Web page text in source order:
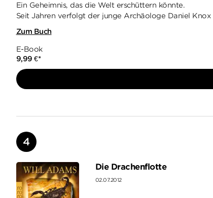
Ein Geheimnis, das die Welt erschüttern könnte.
Seit Jahren verfolgt der junge Archäologe Daniel
Zum Buch
E-Book
9,99€*
Die Drachenflotte
02.07.2012